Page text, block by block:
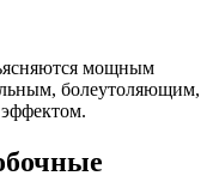
мощным
болеутоляющим,